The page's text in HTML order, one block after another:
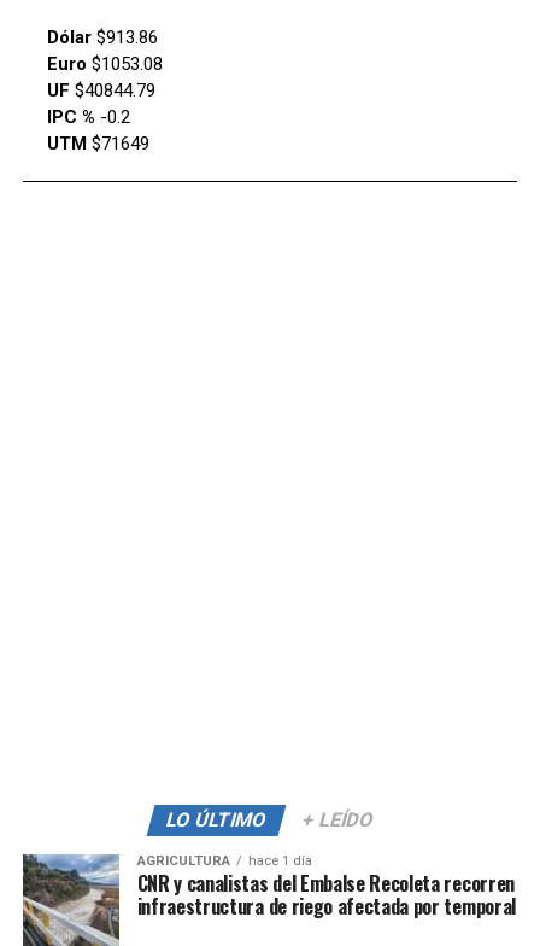
Dólar$913.86
Euro $1053.08
UF $40844.79
IPC % -0.2
UTM$71649
LO ÚLTIMO + LEÍDO
AGRICULTURA hace 1 día
CNR y canalistas del Embalse Recoleta recorren
infraestructura de riego afectada por temporal